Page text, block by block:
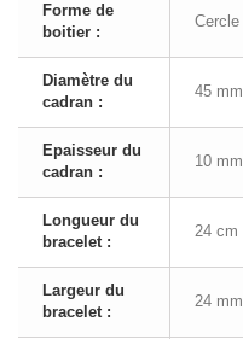
Forme de
boitier :
Cercle
Diamètre du
cadran :
45 mm
Epaisseur du
cadran :
10 mm
Longueur du
bracelet :
24 cm
Largeur du
bracelet :
24 mm